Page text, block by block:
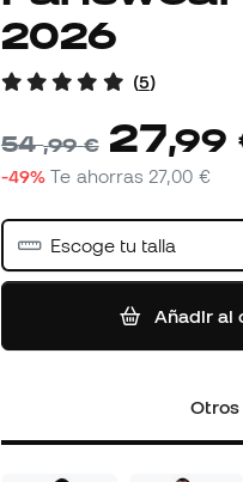
2026
(5)
54,99 € 27,99
-49% Te ahorras 27,00 €
Escoge tu talla
Añadir al